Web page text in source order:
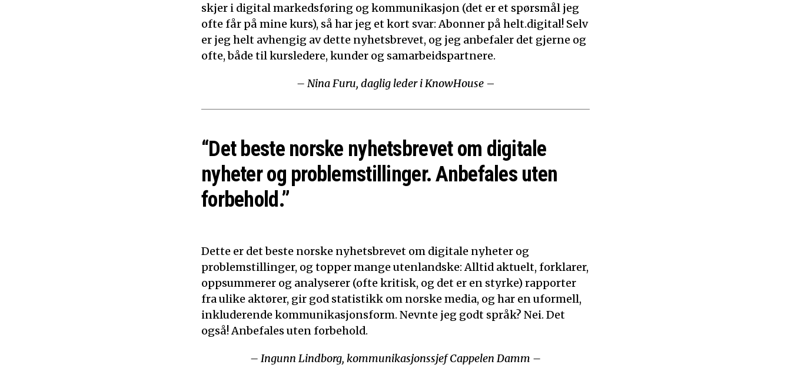
skjer i digital markedsføring og kommunikasjon (det er et spørsmål jeg
ofte får på mine kurs), så har jeg et kort svar: Abonner på helt.digital! Selv
er jeg helt avhengig av dette nyhetsbrevet, og jeg anbefaler det gjerne og
ofte, både til kursledere, kunder og samarbeidspartnere.
– Nina Furu, daglig leder i KnowHouse–
“Det beste norske nyhetsbrevet om digitale
nyheter og problemstillinger. Anbefales uten
forbehold.”
Dette er det beste norske nyhetsbrevet om digitale nyheter og
problemstillinger, og topper mange utenlandske: Alltid aktuelt, forklarer,
oppsummerer og analyserer (ofte kritisk, og det er en styrke) rapporter
fra ulike aktører, gir god statistikk om norske media, og har en uformell,
inkluderende kommunikasjonsform. Nevnte jeg godt språk? Nei. Det
også! Anbefales uten forbehold.
– Ingunn Lindborg, kommunikasjonssjef Cappelen Damm –